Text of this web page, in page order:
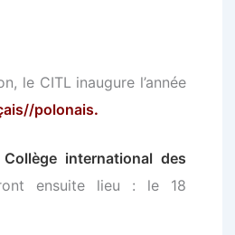
le CITL inaugure l’année
polonais.
Collège international des
ensuite lieu : le 18